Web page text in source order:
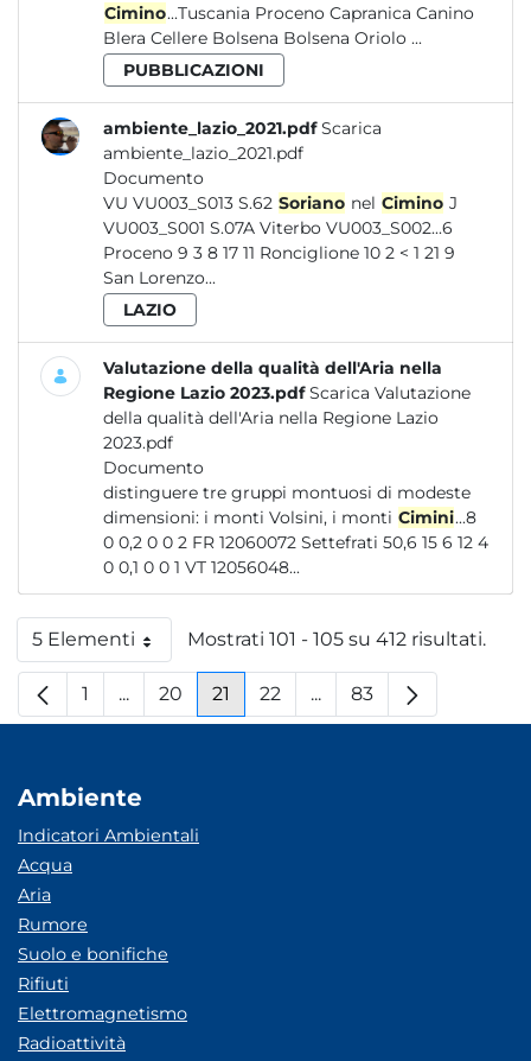
Cimino...Tuscania Proceno Capranica Canino
Blera Cellere Bolsena Bolsena Oriolo ...
PUBBLICAZIONI
ambiente_lazio_2021.pdf Scarica
ambiente_lazio_2021.pdf
Documento
VU VU003_S013 S.62 Soriano nel Cimino
VU003_S001 S.07A Viterbo VU003_S002...6
Proceno 9 3 8 17 11 Ronciglione 10 2 < 1 21 9
San Lorenzo...
LAZIO
Valutazione della qualità dell'Aria nella
Regione Lazio 2023.pdf Scarica Valutazione
della qualità dell'Aria nella Regione Lazio
2023.pdf
Documento
distinguere tre gruppi montuosi di modeste
dimensioni: i monti Volsini, i monti Cimini...8
0 0,2 0 0 2 FR 12060072 Settefrati 50,6 15 6 12 4
0 0,1 0 0 1 VT 12056048...
5 ElementiPer paginaMostrati 101 - 105 su 412 risultati.
Pagina
1 ...Pagine intermedie
Pagina
20 Pagina
21 Pagina
22 ...Pagine intermedie
Pagina
83
Ambiente
Indicatori Ambientali
Acqua
Aria
Rumore
Suolo e bonifiche
Rifiuti
Elettromagnetismo
Radioattività